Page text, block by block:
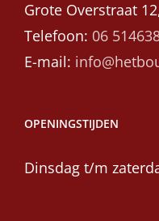
Grote Overstraat
Telefoon: 06
E-mail:
OPENINGSTIJDEN
Dinsdag t/m